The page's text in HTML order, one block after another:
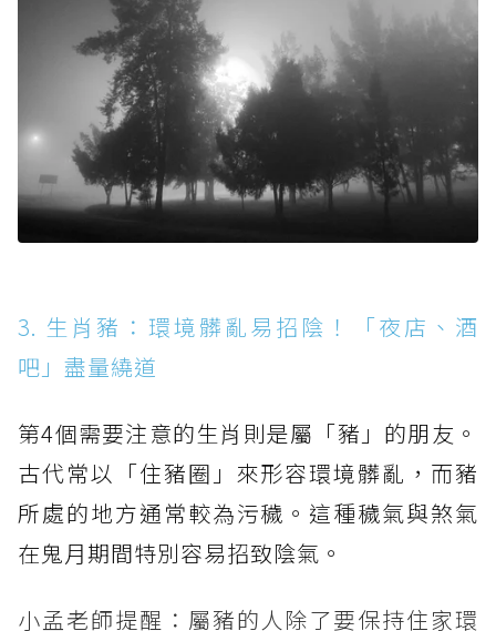
3. 生肖豬：環境髒亂易招陰！「夜店、酒
吧」盡量繞道
第4個需要注意的生肖則是屬「豬」的朋友。
古代常以「住豬圈」來形容環境髒亂，而豬
所處的地方通常較為污穢。這種穢氣與煞氣
在鬼月期間特別容易招致陰氣。
小孟老師提醒：屬豬的人除了要保持住家環